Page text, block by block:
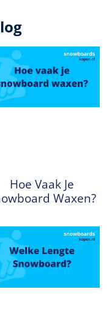
Hoe Vaak Je
Waxen?